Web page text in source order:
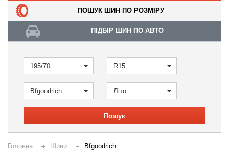
ПОШУК ШИН ПО РОЗМІРУ
ПІДБІР ШИН ПО АВТО
195/70 R15
Bfgoodrich Літо
Пошук
Головна Шини Bfgoodrich